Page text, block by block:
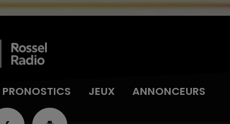
PRONOSTICS JEUX ANNONCEURS